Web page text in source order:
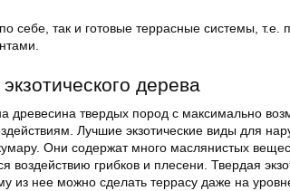
себе, так и готовые террасные системы, т.е.
дерева
древесина твердых пород с максимально
Лучшие экзотические виды для
Они содержат много маслянистых
воздействию грибков и плесени. Твердая
из нее можно сделать террасу даже на